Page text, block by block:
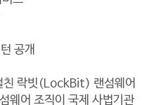
공개
친 락빗(LockBit) 랜섬웨어
어 조직이 국제 사법기관